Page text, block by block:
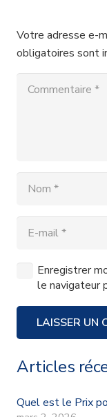
Votre adresse e-
obligatoires sont
Enregistrer
le navigateur
LAISSER UN
Articles
Quel est le Prix